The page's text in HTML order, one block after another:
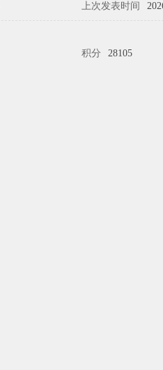
上次发表时间
积分
28105